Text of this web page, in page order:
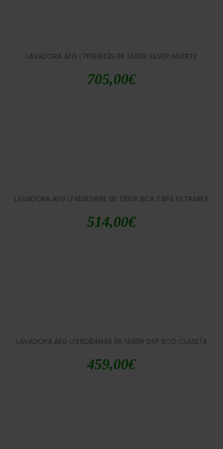
LAVADORA AEG L7FEE842S 8K 1400R SILVER INVERTE
705,00€
LAVADORA AEG LFA5I82WRE 8K 1200R BCA TAPA EXTRAIBLE
514,00€
LAVADORA AEG LFE6D84N4B 8K 1400R DSP BCO CLASE/A
459,00€